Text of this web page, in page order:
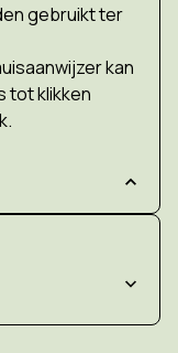
gebruikt ter
kan
tot klikken